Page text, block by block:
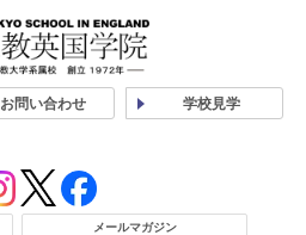
お問い合わせ 学校見学
メールマガジン